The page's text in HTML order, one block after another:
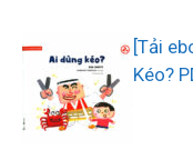
[Tải
Kéo?